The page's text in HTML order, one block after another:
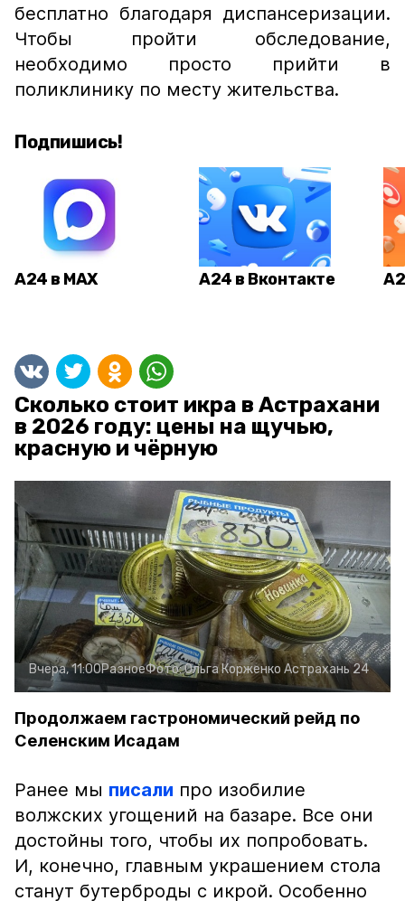
бесплатно благодаря диспансеризации.
Чтобы пройти обследование,
необходимо просто прийти в
поликлинику по месту жительства.
Подпишись!
А24 в MAX А24 в Вконтакте
Сколько стоит икра в Астрахани
в 2026 году: цены на щучью,
красную и чёрную
Вчера, 11:00РазноеФото:Ольга Корженко Астрахань 24
Продолжаем гастрономический рейд по
Селенским Исадам
Ранее мы писали про изобилие
волжских угощений на базаре. Все они
достойны того, чтобы их попробовать.
И, конечно, главным украшением стола
станут бутерброды с икрой. Особенно